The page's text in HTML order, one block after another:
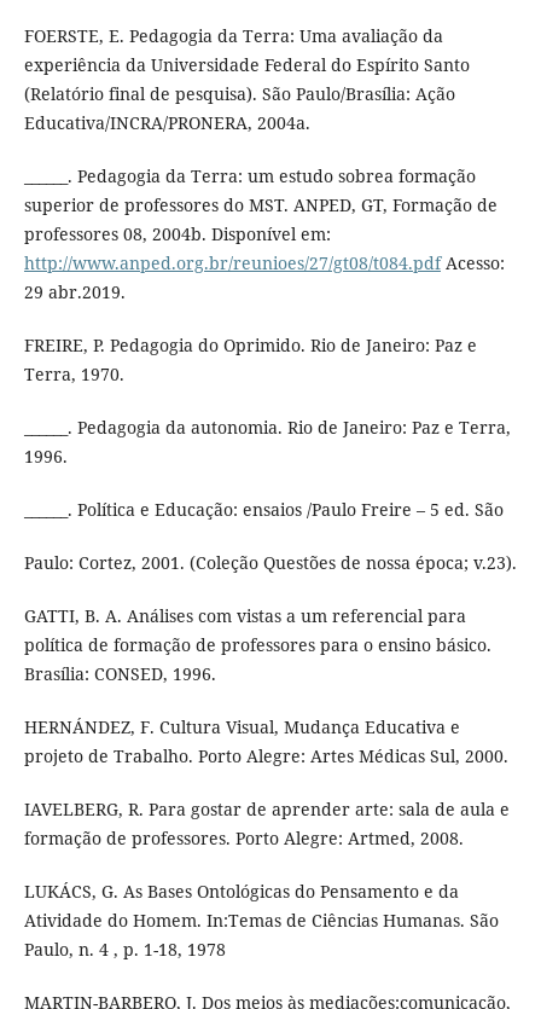
FOERSTE, E. Pedagogia da Terra: Uma avaliação da
experiência da Universidade Federal do Espírito Santo
(Relatório final de pesquisa). São Paulo/Brasília: Ação
Educativa/INCRA/PRONERA, 2004a.
______. Pedagogia da Terra: um estudo sobrea formação
superior de professores do MST. ANPED, GT, Formação de
professores 08, 2004b. Disponível em:
http://www.anped.org.br/reunioes/27/gt08/t084.pdfAcesso:
29 abr.2019.
FREIRE, P. Pedagogia do Oprimido. Rio de Janeiro: Paz e
Terra, 1970.
______. Pedagogia da autonomia. Rio de Janeiro: Paz e Terra,
1996.
______. Política e Educação: ensaios /Paulo Freire – 5 ed. São
Paulo: Cortez, 2001. (Coleção Questões de nossa época; v.23).
GATTI, B. A. Análises com vistas a um referencial para
política de formação de professores para o ensino básico.
Brasília: CONSED, 1996.
HERNÁNDEZ, F. Cultura Visual, Mudança Educativa e
projeto de Trabalho. Porto Alegre: Artes Médicas Sul, 2000.
IAVELBERG, R. Para gostar de aprender arte: sala de aula e
formação de professores. Porto Alegre: Artmed, 2008.
LUKÁCS, G. As Bases Ontológicas do Pensamento e da
Atividade do Homem. In:Temas de Ciências Humanas. São
Paulo, n. 4 , p. 1-18, 1978
MARTIN-BARBERO, J. Dos meios às mediações:comunicação,